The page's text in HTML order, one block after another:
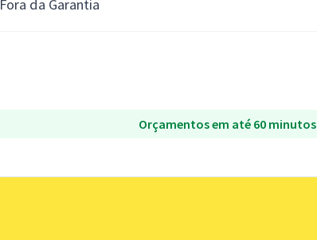
Fora da Garantia
Orçamentos em até 60 minutos